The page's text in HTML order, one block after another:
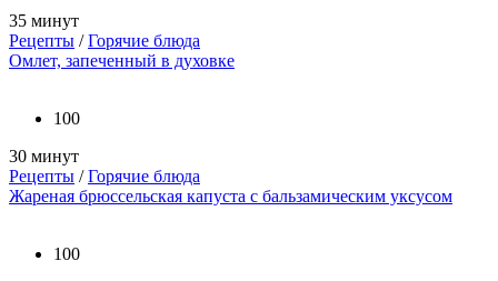
35 минут
Рецепты /Горячие блюда
Омлет, запеченный в духовке
100
30 минут
Рецепты /Горячие блюда
Жареная брюссельская капуста с бальзамическим уксусом
100